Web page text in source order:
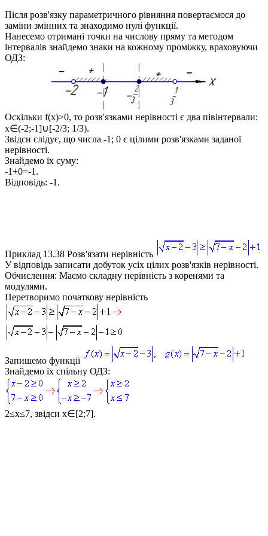
Після розв'язку параметричного рівняння повертаємося до
заміни змінних та знаходимо нулі функції.
Нанесемо отримані точки на числову пряму та методом
інтервалів знайдемо знаки на кожному проміжку, враховуючи
ОДЗ:
Оскільки f(x)>0, то розв'язками нерівності є два півінтервали:
x∈(-2;-1]∪[-2/3; 1/3).
Звідси слідує, що числа -1; 0 є цілими розв'язками заданої
нерівності.
Знайдемо їх суму:
-1+0=-1 .
Відповідь: -1.
Приклад 13.38 Розв'язати нерівність
У відповідь записати добуток усіх цілих розв'язків нерівності.
Обчислення: Маємо складну нерівність з коренями та
модулями.
Перетворимо початкову нерівність
Запишемо функції
Знайдемо їх спільну ОДЗ:
2≤x≤7, звідси x∈[2;7].